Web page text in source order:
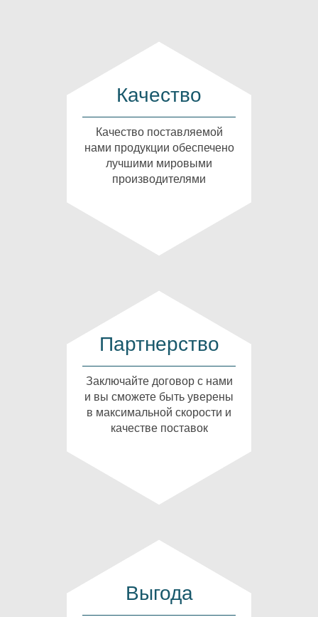
Качество
Качество поставляемой
нами продукции обеспечено
лучшими мировыми
производителями
Партнерство
Заключайте договор с нами
и вы сможете быть уверены
в максимальной скорости и
качестве поставок
Выгода